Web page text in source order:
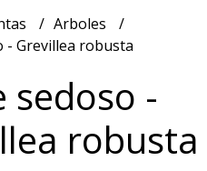
Arboles
- Grevillea robusta
sedoso -
robusta